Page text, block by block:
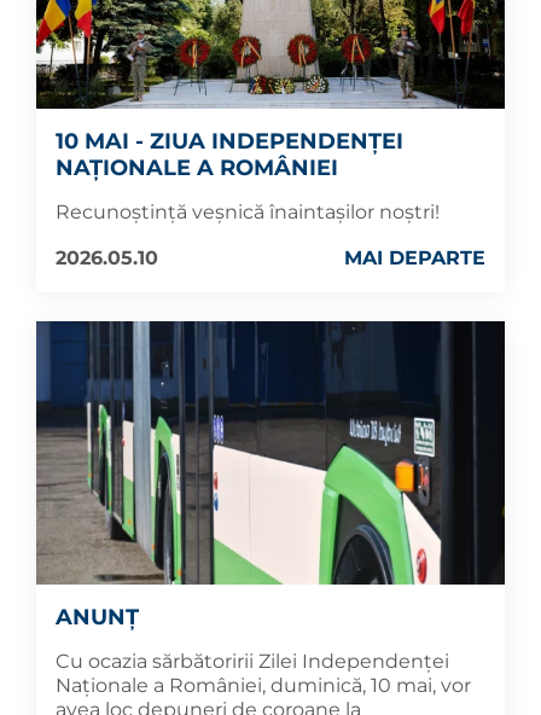
10 MAI - ZIUA INDEPENDENȚEI
NAȚIONALE A ROMÂNIEI
Recunoștință veșnică înaintașilor noștri!
2026.05.10
MAI DEPARTE
ANUNȚ
Cu ocazia sărbătoririi Zilei Independenței
Naționale a României, duminică, 10 mai, vor
avea loc depuneri de coroane la